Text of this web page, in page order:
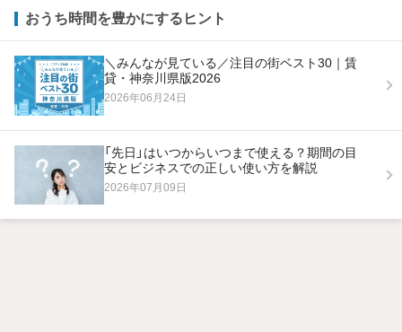
おうち時間を豊かにするヒント
＼みんなが見ている／注目の街ベスト30｜賃
貸・神奈川県版2026
2026年06月24日
「先日」はいつからいつまで使える？期間の目
安とビジネスでの正しい使い方を解説
2026年07月09日